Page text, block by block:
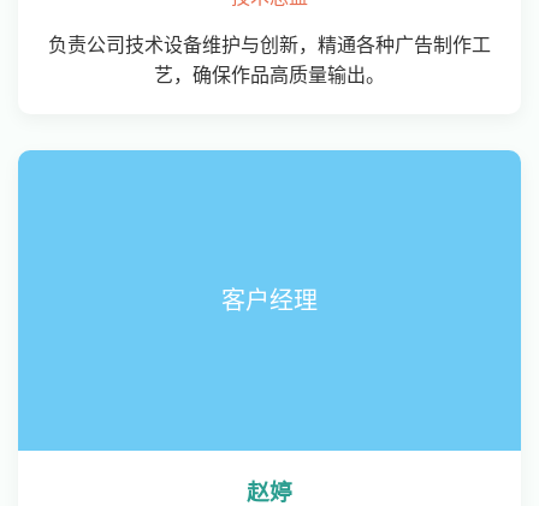
负责公司技术设备维护与创新，精通各种广告制作工
艺，确保作品高质量输出。
客户经理
赵婷